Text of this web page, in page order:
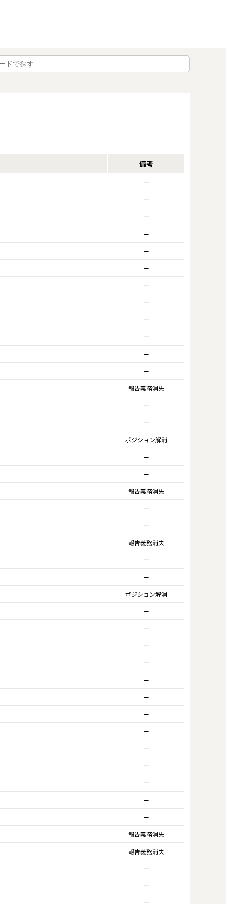
備考
ー
ー
ー
ー
ー
ー
ー
ー
ー
ー
ー
ー
報告義務消失
ー
ー
ポジション解消
ー
ー
報告義務消失
ー
ー
報告義務消失
ー
ー
ポジション解消
ー
ー
ー
ー
ー
ー
ー
ー
ー
ー
ー
ー
ー
報告義務消失
報告義務消失
ー
ー